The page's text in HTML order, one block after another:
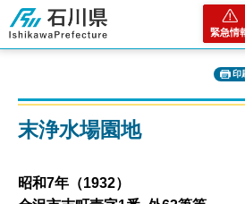
石川県
緊急情
印
末浄水場園地
昭和7年（1932）